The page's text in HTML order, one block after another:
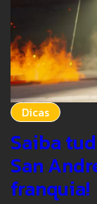
Dicas
Saiba
San
franquia!